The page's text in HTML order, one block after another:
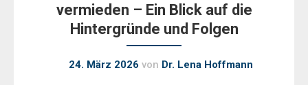
vermieden – Ein Blick auf die
Hintergründe und Folgen
24. März 2026 von Dr. Lena Hoffmann